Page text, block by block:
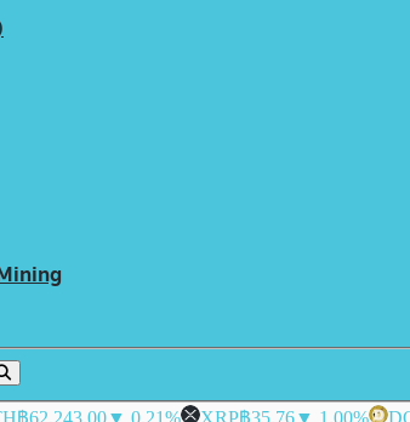
฿62,243.00▼ 0.21% XRP฿35.76▼ 1.00%